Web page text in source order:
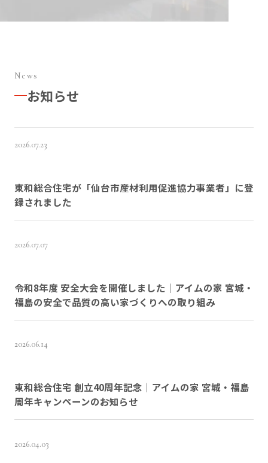
News
お知らせ
2026.07.23
東和総合住宅が「仙台市産材利用促進協力事業者」に登
録されました
2026.07.07
令和8年度 安全大会を開催しました｜アイムの家 宮城・
福島の安全で品質の高い家づくりへの取り組み
2026.06.14
東和総合住宅 創立40周年記念｜アイムの家 宮城・福島
周年キャンペーンのお知らせ
2026.04.03